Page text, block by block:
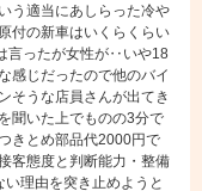
う適当にあしらった冷や
付の新車はいくらくらい
言ったが女性が‥いや18
感じだったので他のバイ
そうな店員さんが出てき
聞いた上でものの3分で
きとめ部品代2000円で
客態度と判断能力・整備
理由を突き止めようと